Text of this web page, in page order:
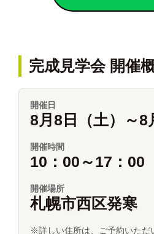
完成見学会 開催
開催日
8月8日（土）～8
開催時間
10：00～17：00
開催場所
札幌市西区発寒
※詳しい住所は、ご予約いただ